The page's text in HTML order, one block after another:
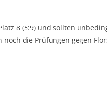
8 (5:9) und sollten
die Prüfungen gegen